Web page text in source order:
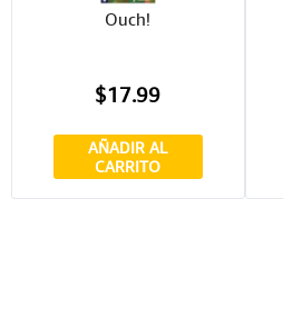
Ouch!
$17.99
AÑADIR AL
CARRITO